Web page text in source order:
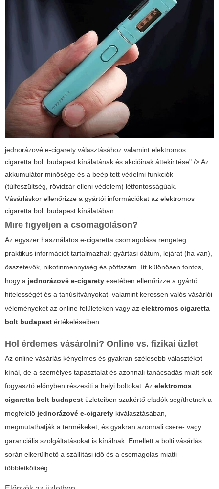
jednorázové e-cigarety választásához valamint elektromos
cigaretta bolt budapest kínálatának és akcióinak áttekintése" /> Az
akkumulátor minősége és a beépített védelmi funkciók
(túlfeszültség, rövidzár elleni védelem) létfontosságúak.
Vásárláskor ellenőrizze a gyártói információkat az elektromos
cigaretta bolt budapest kínálatában.
Mire figyeljen a csomagoláson?
Az egyszer használatos e-cigaretta csomagolása rengeteg
praktikus információt tartalmazhat: gyártási dátum, lejárat (ha van),
összetevők, nikotinmennyiség és pöffszám. Itt különösen fontos,
hogy a jednorázové e-cigarety esetében ellenőrizze a gyártó
hitelességét és a tanúsítványokat, valamint keressen valós vásárlói
véleményeket az online felületeken vagy az elektromos cigaretta
bolt budapest értékeléseiben.
Hol érdemes vásárolni? Online vs. fizikai üzlet
Az online vásárlás kényelmes és gyakran szélesebb választékot
kínál, de a személyes tapasztalat és azonnali tanácsadás miatt sok
fogyasztó előnyben részesíti a helyi boltokat. Az elektromos
cigaretta bolt budapest üzleteiben szakértő eladók segíthetnek a
megfelelő jednorázové e-cigarety kiválasztásában,
megmutathatják a termékeket, és gyakran azonnali csere- vagy
garanciális szolgáltatásokat is kínálnak. Emellett a bolti vásárlás
során elkerülhető a szállítási idő és a csomagolás miatti
többletköltség.